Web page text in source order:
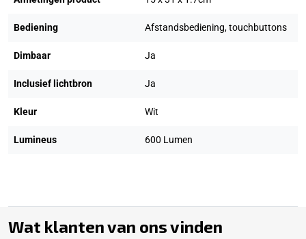
Bediening Afstandsbediening, touchbuttons
Dimbaar Ja
Inclusief lichtbron Ja
Kleur Wit
Lumineus 600 Lumen
Wat klanten van ons vinden